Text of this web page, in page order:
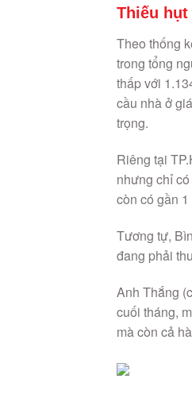
Thiếu hụt
Theo thống
trong tổng
thấp với
cầu nhà ở
trọng.
Riêng tại
nhưng chỉ
còn có gần
Tương tự,
đang phải
Anh Thắng
cuối tháng,
mà còn cả